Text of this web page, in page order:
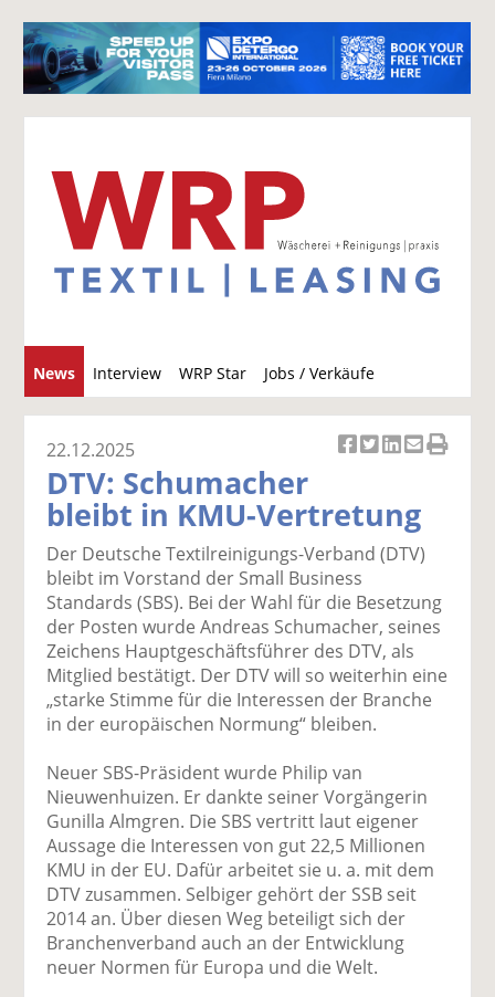
News Interview WRP Star Jobs / Verkäufe
u
c
k
a
uf
F
ac
e
b
o
o
te
il
e
n
k
el
t
wi
tt
er
n
k
el
a
uf
Li
n
k
e
di
e
n
k
el
p
E
m
ai
l
v
n
d
e
n
ck
e
22.12.2025
DTV: Schumacher
bleibt in KMU-Vertretung
Der Deutsche Textilreinigungs-Verband (DTV)
bleibt im Vorstand der Small Business
Standards (SBS). Bei der Wahl für die Besetzung
der Posten wurde Andreas Schumacher, seines
Zeichens Hauptgeschäftsführer des DTV, als
Mitglied bestätigt. Der DTV will so weiterhin eine
„starke Stimme für die Interessen der Branche
in der europäischen Normung“ bleiben.
Neuer SBS-Präsident wurde Philip van
Nieuwenhuizen. Er dankte seiner Vorgängerin
Gunilla Almgren. Die SBS vertritt laut eigener
Aussage die Interessen von gut 22,5 Millionen
KMU in der EU. Dafür arbeitet sie u. a. mit dem
DTV zusammen. Selbiger gehört der SSB seit
2014 an. Über diesen Weg beteiligt sich der
Branchenverband auch an der Entwicklung
neuer Normen für Europa und die Welt.